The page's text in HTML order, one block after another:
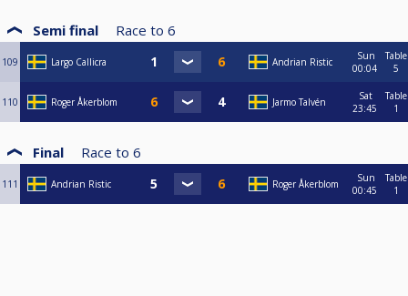
Semi final Race to 6
109 Largo Callicra Andrian Ristic
Sun
00:04
Table
5
110 Roger Åkerblom Jarmo Talvén
Sat
23:45
Table
1
Final Race to 6
111 Andrian Ristic Roger Åkerblom
Sun
00:45
Table
1